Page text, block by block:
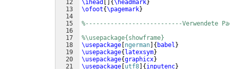
12
13
14
15
16
17
18
19
20
21
\ihead
{\headmark}
\ofoot{\pagemark}
%---------------------------Verwendete
%\usepackage{showframe}
\usepackage ngerman { babel }
\usepackage{ latexsym}
\usepackage{graphicx}
\usepackage utf8 { inputenc}